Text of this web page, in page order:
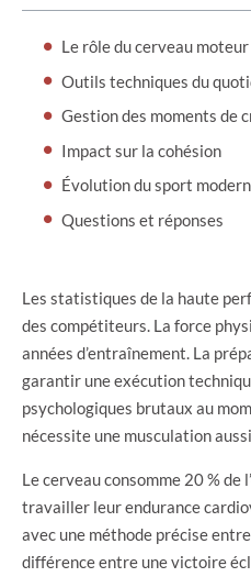
Le rôle du cerveau moteur
Outils techniques du
Gestion des moments de
Impact sur la cohésion
Évolution du sport
Questions et réponses
Les statistiques de la haute
des compétiteurs. La force
années d’entraînement. La
garantir une exécution
psychologiques brutaux au
nécessite une musculation
Le cerveau consomme 20 %
travailler leur endurance
avec une méthode précise
différence entre une victoire